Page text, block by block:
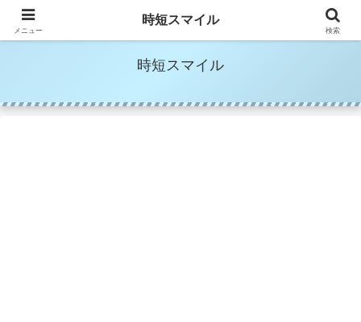
時短家事＆時短美容でママの笑顔を増やす
時短スマイル
メニュー
時短スマイル
検索